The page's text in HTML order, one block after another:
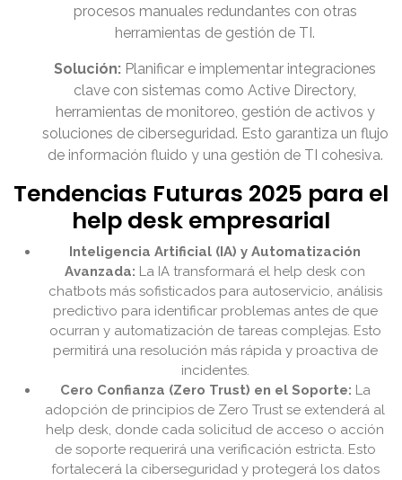
procesos manuales redundantes con otras
herramientas de gestión de TI.
Solución: Planificar e implementar integraciones
clave con sistemas como Active Directory,
herramientas de monitoreo, gestión de activos y
soluciones de ciberseguridad. Esto garantiza un flujo
de información fluido y una gestión de TI cohesiva.
Tendencias Futuras 2025 para el
help desk empresarial
Inteligencia Artificial (IA) y Automatización
Avanzada: La IA transformará el help desk con
chatbots más sofisticados para autoservicio, análisis
predictivo para identificar problemas antes de que
ocurran y automatización de tareas complejas. Esto
permitirá una resolución más rápida y proactiva de
incidentes.
Cero Confianza (Zero Trust) en el Soporte: La
adopción de principios de Zero Trust se extenderá al
help desk, donde cada solicitud de acceso o acción
de soporte requerirá una verificación estricta. Esto
fortalecerá la ciberseguridad y protegerá los datos